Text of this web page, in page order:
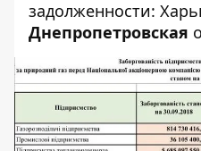
задолженности:
Днепропетровская